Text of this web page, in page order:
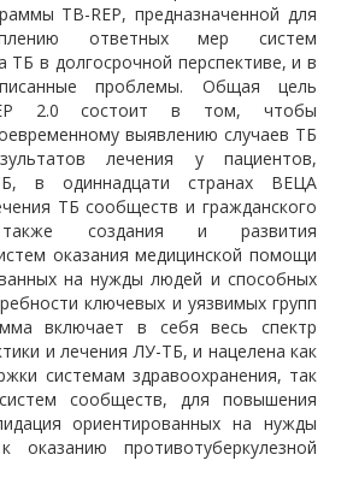
TB-REP, предназначенной для
ответных мер систем
ТБ в долгосрочной перспективе, и в
проблемы. Общая цель
2.0 состоит в том, чтобы
выявлению случаев ТБ
лечения у пациентов,
в одиннадцати странах ВЕЦА
ТБ сообществ и гражданского
создания и развития
оказания медицинской помощи
на нужды людей и способных
ключевых и уязвимых групп
включает в себя весь спектр
и лечения ЛУ-ТБ, и нацелена как
системам здравоохранения, так
сообществ, для повышения
ориентированных на нужды
противотуберкулезной